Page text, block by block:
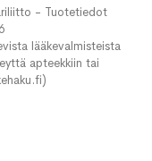
- Tuotetiedot
lääkevalmisteista
apteekkiin tai